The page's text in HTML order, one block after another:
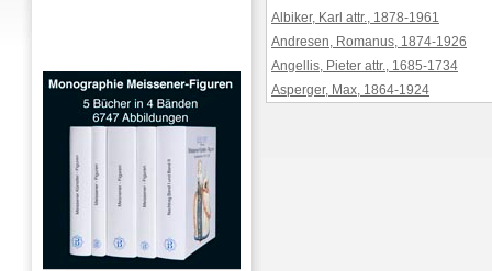
Albiker, Karl attr., 1878-1961
Andresen, Romanus, 1874-1926
Angellis, Pieter attr., 1685-1734
Asperger, Max, 1864-1924